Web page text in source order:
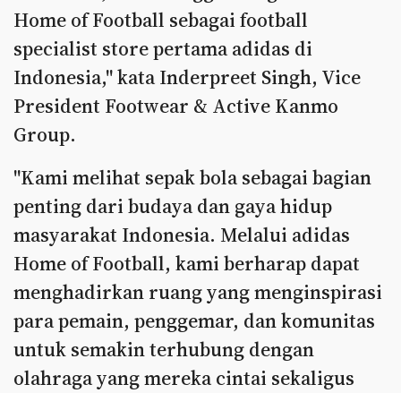
Home of Football sebagai football
specialist store pertama adidas di
Indonesia," kata Inderpreet Singh, Vice
President Footwear & Active Kanmo
Group.
"Kami melihat sepak bola sebagai bagian
penting dari budaya dan gaya hidup
masyarakat Indonesia. Melalui adidas
Home of Football, kami berharap dapat
menghadirkan ruang yang menginspirasi
para pemain, penggemar, dan komunitas
untuk semakin terhubung dengan
olahraga yang mereka cintai sekaligus